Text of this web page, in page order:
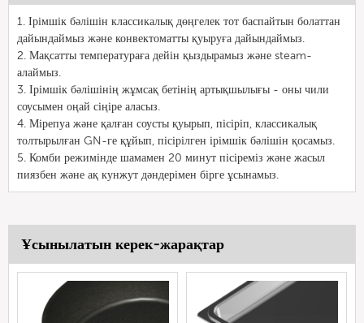
1. Ірімшік бәлішін классикалық дөңгелек тот баспайтын болаттан
дайындаймыз және конвектоматты қуыруға дайындаймыз.
2. Мақсатты температураға дейін қыздырамыз және steam-
алаймыз.
3. Ірімшік бәлішінің жұмсақ бетінің артықшылығы - оны чили
соусымен оңай сіңіре аласыз.
4. Мірепуа және қалған соусты қуырып, пісіріп, классикалық
толтырылған GN-ге құйып, пісірілген ірімшік бәлішін қосамыз.
5. Комби режимінде шамамен 20 минут пісіреміз және жасыл
пиязбен және ақ кунжут дәндерімен бірге ұсынамыз.
Ұсынылатын керек-жарақтар